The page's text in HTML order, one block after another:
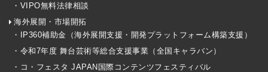
・VIPO無料法律相談
海外展開・市場開拓
・IP360補助金（海外展開支援・開発プラットフォーム構築支援）
・令和7年度 舞台芸術等総合支援事業（全国キャラバン）
・コ・フェスタ JAPAN国際コンテンツフェスティバル